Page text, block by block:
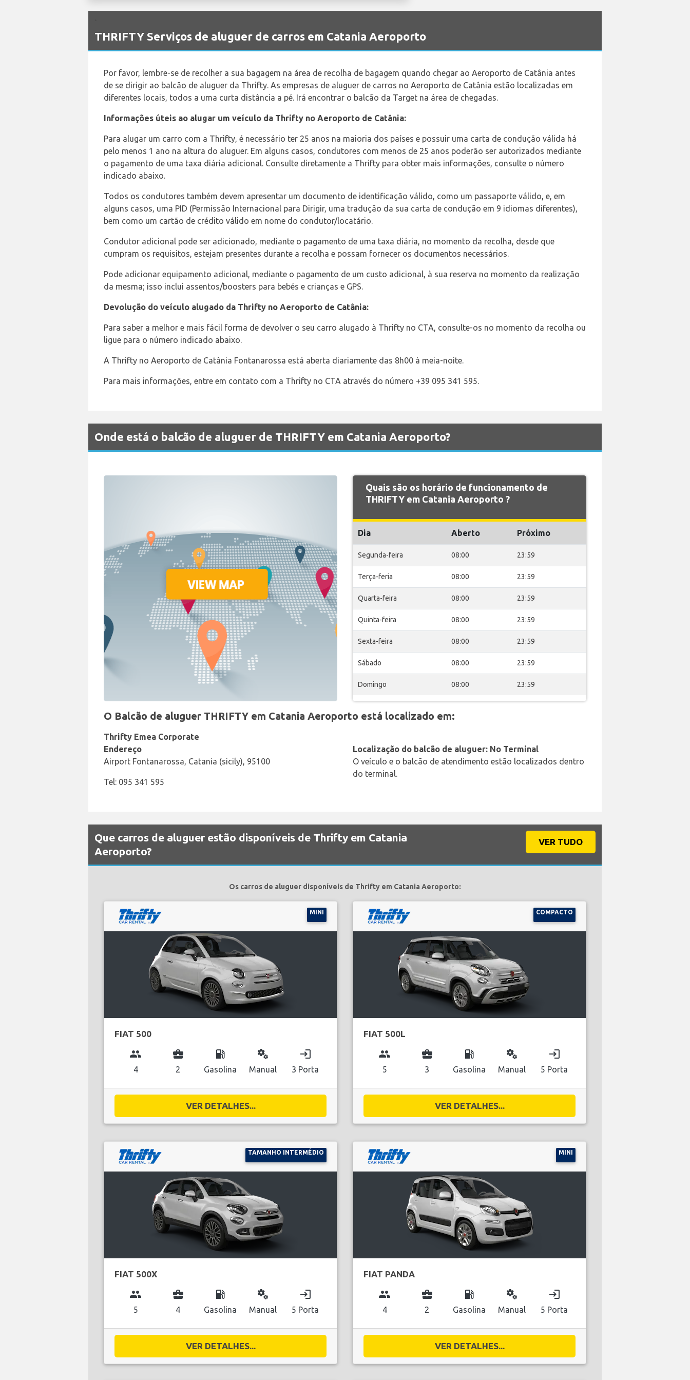
THRIFTY Serviços de aluguer de carros em Catania Aeroporto
Por favor, lembre-se de recolher a sua bagagem na área de recolha de bagagem quando chegar ao Aeroporto de Catânia antes
de se dirigir ao balcão de aluguer da Thrifty. As empresas de aluguer de carros no Aeroporto de Catânia estão localizadas em
diferentes locais, todos a uma curta distância a pé. Irá encontrar o balcão da Target na área de chegadas.
Informações úteis ao alugar um veículo da Thrifty no Aeroporto de Catânia:
Para alugar um carro com a Thrifty, é necessário ter 25 anos na maioria dos países e possuir uma carta de condução válida há
pelo menos 1 ano na altura do aluguer. Em alguns casos, condutores com menos de 25 anos poderão ser autorizados mediante
o pagamento de uma taxa diária adicional. Consulte diretamente a Thrifty para obter mais informações, consulte o número
indicado abaixo.
Todos os condutores também devem apresentar um documento de identificação válido, como um passaporte válido, e, em
alguns casos, uma PID (Permissão Internacional para Dirigir, uma tradução da sua carta de condução em 9 idiomas diferentes),
bem como um cartão de crédito válido em nome do condutor/locatário.
Condutor adicional pode ser adicionado, mediante o pagamento de uma taxa diária, no momento da recolha, desde que
cumpram os requisitos, estejam presentes durante a recolha e possam fornecer os documentos necessários.
Pode adicionar equipamento adicional, mediante o pagamento de um custo adicional, à sua reserva no momento da realização
da mesma; isso inclui assentos/boosters para bebés e crianças e GPS.
Devolução do veículo alugado da Thrifty no Aeroporto de Catânia:
Para saber a melhor e mais fácil forma de devolver o seu carro alugado à Thrifty no CTA, consulte-os no momento da recolha ou
ligue para o número indicado abaixo.
A Thrifty no Aeroporto de Catânia Fontanarossa está aberta diariamente das 8h00 à meia-noite.
Para mais informações, entre em contato com a Thrifty no CTA através do número +39 095 341 595.
Onde está o balcão de aluguer de THRIFTY em Catania Aeroporto?
Quais são os horário de funcionamento de
THRIFTY em Catania Aeroporto ?
Dia Aberto Próximo
Segunda-feira 08:00 23:59
Terça-feria 08:00 23:59
Quarta-feira 08:00 23:59
Quinta-feira 08:00 23:59
Sexta-feira 08:00 23:59
Sábado 08:00 23:59
Domingo 08:00 23:59
O Balcão de aluguer THRIFTY em Catania Aeroporto está localizado em:
Thrifty Emea Corporate
Endereço
Airport Fontanarossa, Catania (sicily), 95100
Tel: 095 341 595
Localização do balcão de aluguer: No Terminal
O veículo e o balcão de atendimento estão localizados dentro
do terminal.
Que carros de aluguer estão disponíveis de Thrifty em Catania
Aeroporto?
VER TUDO
Os carros de aluguer disponíveis de Thrifty em Catania Aeroporto:
MINI
FIAT 500
group
4
business_center
2
local_gas_station
Gasolina
miscellaneous_services
Manual
login
3 Porta
VER DETALHES...
COMPACTO
FIAT 500L
group
5
business_center
3
local_gas_station
Gasolina
miscellaneous_services
Manual
login
5 Porta
VER DETALHES...
TAMANHO INTERMÉDIO
FIAT 500X
group
5
business_center
4
local_gas_station
Gasolina
miscellaneous_services
Manual
login
5 Porta
VER DETALHES...
MINI
FIAT PANDA
group
4
business_center
2
local_gas_station
Gasolina
miscellaneous_services
Manual
login
5 Porta
VER DETALHES...